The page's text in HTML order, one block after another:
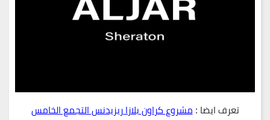
تعرف ايضا :مشروع كراون بلازا ريزيدنس التجمع الخامس